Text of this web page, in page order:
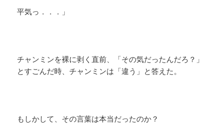
平気っ．．．」
チャンミンを裸に剥く直前、「その気だったんだろ？」
とすごんだ時、チャンミンは「違う」と答えた。
もしかして、その言葉は本当だったのか？